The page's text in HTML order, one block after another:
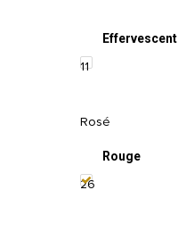
Effervescent
11
Rosé
Rouge
26